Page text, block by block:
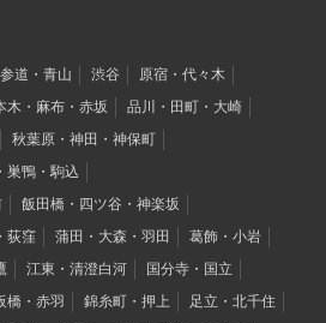
道・青山 渋谷
原宿・代々木
木・麻布・赤坂
品川・田町・大崎
秋葉原・神田・神保町
巣鴨・駒込
飯田橋・四ツ谷・神楽坂
荻窪 蒲田・大森・羽田
葛飾・小岩
江東・清澄白河
国分寺・国立
橋・赤羽 錦糸町・押上
足立・北千住